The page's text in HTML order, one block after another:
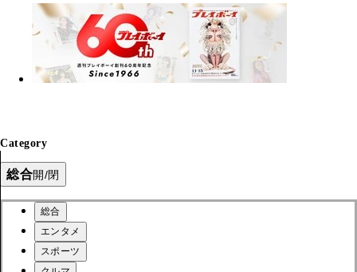
Category
総合開/閉
総合
エンタメ
スポーツ